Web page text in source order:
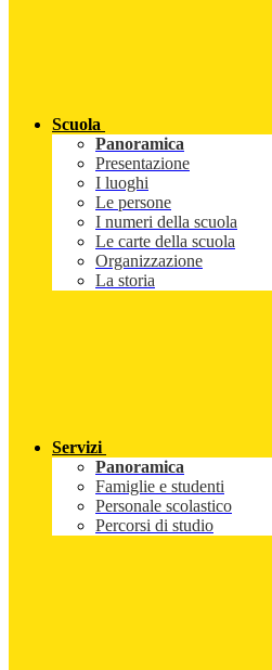
Scuola
Panoramica
Presentazione
I luoghi
Le persone
I numeri della scuola
Le carte della scuola
Organizzazione
La storia
Servizi
Panoramica
Famiglie e studenti
Personale scolastico
Percorsi di studio